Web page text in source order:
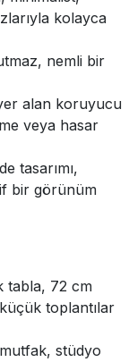
kolayca
nemli bir
alan koruyucu
veya hasar
tasarımı,
bir görünüm
tabla, 72 cm
toplantılar
stüdyo